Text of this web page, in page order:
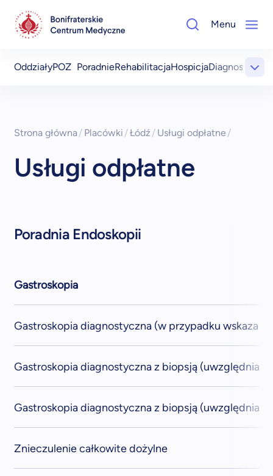
Menu
OddziałyPOZ PoradnieRehabilitacjaHospicjaDiagnostyka
Strona główna/ Placówki /Łódź / Usługi odpłatne /
Usługi odpłatne
Poradnia Endoskopii
Gastroskopia
Gastroskopia diagnostyczna (w przypadku wskazań
Gastroskopia diagnostyczna z biopsją (uwzględnia
Gastroskopia diagnostyczna z biopsją (uwzględnia
Znieczulenie całkowite dożylne